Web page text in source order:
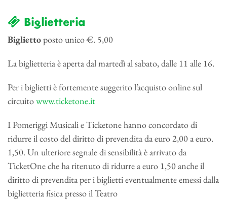
Biglietteria
Bigliettoposto unico €. 5,00
La biglietteria è aperta dal martedì al sabato, dalle 11 alle 16.
Per i biglietti è fortemente suggerito l’acquisto online sul
circuitowww.ticketone.it
I Pomeriggi Musicali e Ticketone hanno concordato di
ridurre il costo del diritto di prevendita da euro 2,00 a euro.
1,50. Un ulteriore segnale di sensibilità è arrivato da
TicketOne che ha ritenuto di ridurre a euro 1,50 anche il
diritto di prevendita per i biglietti eventualmente emessi dalla
biglietteria fisica presso il Teatro